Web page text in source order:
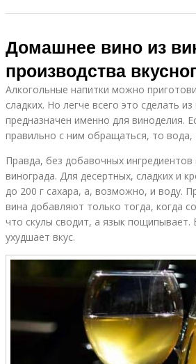
Домашнее вино из
производства
Алкогольные напитки можно
сладких. Но легче всего это сделать
предназначен именно для виноделия.
правильно с ним обращаться, то вода,
Правда, без добавочных
винограда. Для десертных, сладких и
до 200 г сахара, а, возможно, и воду.
вина добавляют только тогда, когда
что скулы сводит, а язык пощипывает.
ухудшает вкус.